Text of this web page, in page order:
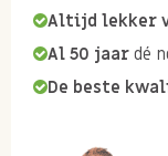
Altijd lekker
Al 50 jaar dé
De beste